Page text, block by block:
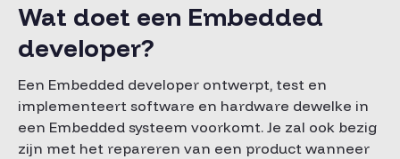
Wat doet een Embedded
developer?
Een Embedded developer ontwerpt, test en
implementeert software en hardware dewelke in
een Embedded systeem voorkomt. Je zal ook bezig
zijn met het repareren van een product wanneer